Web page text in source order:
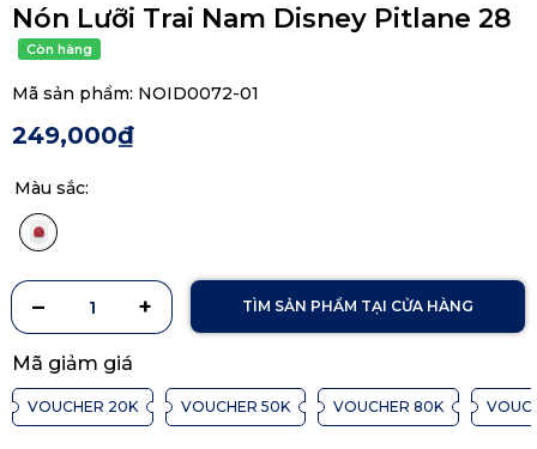
Nón Lưỡi Trai Nam Disney Pitlane 28
Mã sản phẩm: NOID0072-01
249,000₫
Mã giảm giá
VOUCHER 20K VOUCHER 50K VOUCHER 80K
Màu sắc:
TÌM SẢN PHẨM TẠI CỬA HÀNG